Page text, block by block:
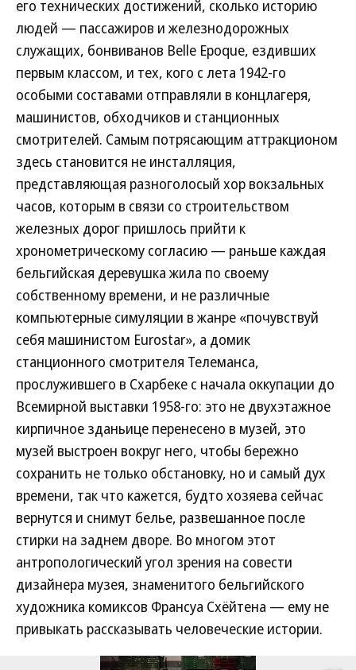
его технических достижений, сколько историю
людей — пассажиров и железнодорожных
служащих, бонвиванов Belle Epoque, ездивших
первым классом, и тех, кого с лета 1942-го
особыми составами отправляли в концлагеря,
машинистов, обходчиков и станционных
смотрителей. Самым потрясающим аттракционом
здесь становится не инсталляция,
представляющая разноголосый хор вокзальных
часов, которым в связи со строительством
железных дорог пришлось прийти к
хронометрическому согласию — раньше каждая
бельгийская деревушка жила по своему
собственному времени, и не различные
компьютерные симуляции в жанре «почувствуй
себя машинистом Eurostar», а домик
станционного смотрителя Телеманса,
прослужившего в Схарбеке с начала оккупации до
Всемирной выставки 1958-го: это не двухэтажное
кирпичное зданьице перенесено в музей, это
музей выстроен вокруг него, чтобы бережно
сохранить не только обстановку, но и самый дух
времени, так что кажется, будто хозяева сейчас
вернутся и снимут белье, развешанное после
стирки на заднем дворе. Во многом этот
антропологический угол зрения на совести
дизайнера музея, знаменитого бельгийского
художника комиксов Франсуа Схёйтена — ему не
привыкать рассказывать человеческие истории.